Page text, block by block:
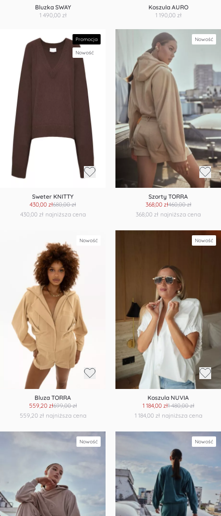
Bluzka SWAY
1 490,00 zł
Koszula AURO
1 190,00 zł
Promocja
Nowość
Sweter KNITTY
430,00 zł680,00 zł
najniższa cena
430,00 zł
Nowość
Szorty TORRA
368,00 zł460,00 zł
najniższa cena
368,00 zł
Nowość
Bluza TORRA
559,20 zł699,00 zł
najniższa cena
559,20 zł
Nowość
Koszula NUVIA
1 184,00 zł1 480,00 zł
najniższa cena
1 184,00 zł
Nowość Nowość